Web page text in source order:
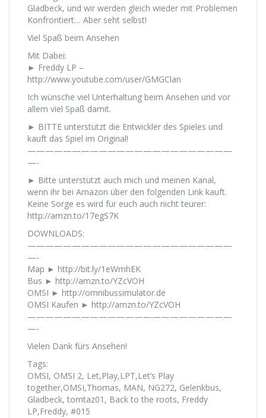
Gladbeck, und wir werden gleich wieder mit Problemen
Konfrontiert… Aber seht selbst!
Viel Spaß beim Ansehen
Mit Dabei:
► Freddy LP –
http://www.youtube.com/user/GMGClan
Ich wünsche viel Unterhaltung beim Ansehen und vor
allem viel Spaß damit.
► BITTE unterstützt die Entwickler des Spieles und
kauft das Spiel im Original!
———————————————————————
—-
► Bitte unterstützt auch mich und meinen Kanal,
wenn ihr bei Amazon über den folgenden Link kauft.
Keine Sorge es wird für euch auch nicht teurer:
http://amzn.to/17egS7K
DOWNLOADS:
———————————————————————
—-
Map ► http://bit.ly/1eWmhEK
Bus ► http://amzn.to/YZcVOH
OMSI ► http://omnibussimulator.de
OMSI Kaufen ► http://amzn.to/YZcVOH
———————————————————————
—-
Vielen Dank fürs Ansehen!
Tags:
OMSI, OMSI 2, Let,Play,LPT,Let’s Play
together,OMSI,Thomas, MAN, NG272, Gelenkbus,
Gladbeck, tomtaz01, Back to the roots, Freddy
LP,Freddy, #015